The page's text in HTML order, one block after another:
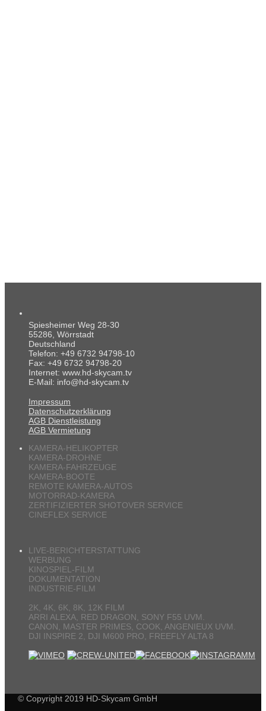
Spiesheimer Weg 28-30
55286, Wörrstadt
Deutschland
Telefon: +49 6732 94798-10
Fax: +49 6732 94798-20
Internet: www.hd-skycam.tv
E-Mail: info@hd-skycam.tv
Impressum
Datenschutzerklärung
AGB Dienstleistung
AGB Vermietung
KAMERA-HELIKOPTER
KAMERA-DROHNE
KAMERA-FAHRZEUGE
KAMERA-BOOTE
REMOTE KAMERA-AUTOS
MOTORRAD-KAMERA
ZERTIFIZIERTER SHOTOVER SERVICE
CINEFLEX SERVICE
LIVE-BERICHTERSTATTUNG
WERBUNG
KINOSPIEL-FILM
DOKUMENTATION
INDUSTRIE-FILM
2K, 4K, 6K, 8K, 12K FILM
ARRI ALEXA, RED DRAGON, SONY F55 UVM.
CANON, MASTER PRIMES, COOK, ANGENIEUX UVM.
DJI INSPIRE 2, DJI M600 PRO, FREEFLY ALTA 8
© Copyright 2019 HD-Skycam GmbH